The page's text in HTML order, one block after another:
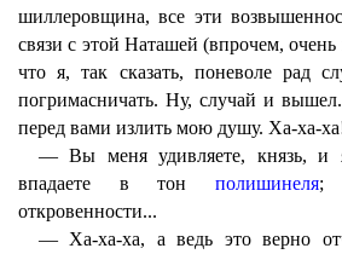
шиллеровщина, все эти
связи с этой Наташей (впрочем,
что я, так сказать, поневоле рад
погримасничать. Ну, случай и
перед вами излить мою душу. Ха-ха-
— Вы меня удивляете, князь,
впадаете в тон полишинеля;
откровенности...
— Ха-ха-ха, а ведь это верно